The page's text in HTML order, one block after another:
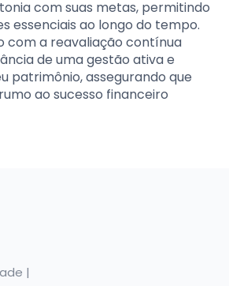
com suas metas, permitindo
essenciais ao longo do tempo.
com a reavaliação contínua
de uma gestão ativa e
patrimônio, assegurando que
ao sucesso financeiro
|